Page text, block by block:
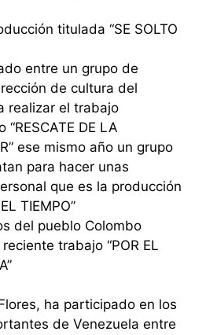
titulada “SE SOLTO
entre un grupo de
de cultura del
realizar el trabajo
DE LA
ese mismo año un grupo
para hacer unas
que es la producción
TIEMPO”
del pueblo Colombo
trabajo “POR EL
ha participado en los
de Venezuela entre